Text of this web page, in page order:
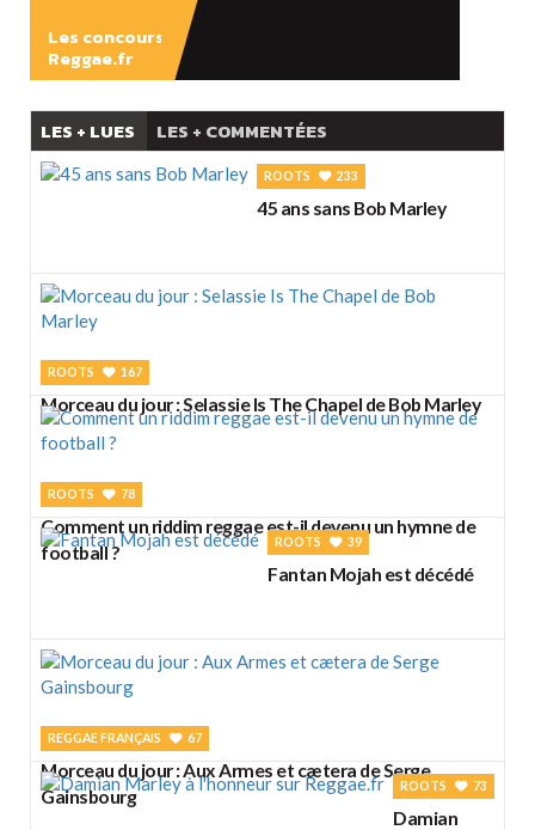
Les concours
Reggae.fr
LES + LUES LES + COMMENTÉES
ROOTS 233
45 ans sans Bob Marley
ROOTS 167
Morceau du jour : Selassie Is The Chapel de Bob Marley
ROOTS 78
Comment un riddim reggae est-il devenu un hymne de
football ?
ROOTS 39
Fantan Mojah est décédé
REGGAE FRANÇAIS 67
Morceau du jour : Aux Armes et cætera de Serge
Gainsbourg
ROOTS 73
Damian